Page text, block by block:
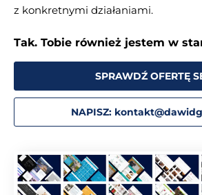
z konkretnymi działaniami.
Tak. Tobie również jestem w
SPRAWDŹ OFERTĘ
NAPISZ: